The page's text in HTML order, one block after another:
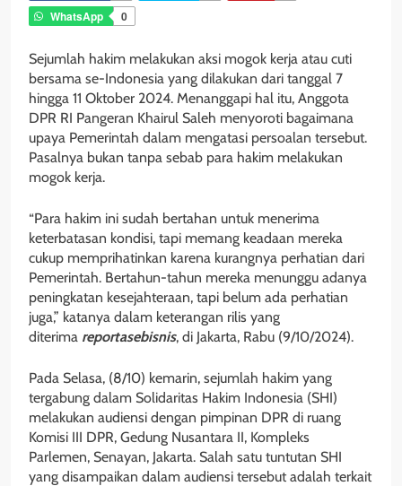
WhatsApp
0
Sejumlah hakim melakukan aksi mogok kerja atau cuti
bersama se-Indonesia yang dilakukan dari tanggal 7
hingga 11 Oktober 2024. Menanggapi hal itu, Anggota
DPR RI Pangeran Khairul Saleh menyoroti bagaimana
upaya Pemerintah dalam mengatasi persoalan tersebut.
Pasalnya bukan tanpa sebab para hakim melakukan
mogok kerja.
“Para hakim ini sudah bertahan untuk menerima
keterbatasan kondisi, tapi memang keadaan mereka
cukup memprihatinkan karena kurangnya perhatian dari
Pemerintah. Bertahun-tahun mereka menunggu adanya
peningkatan kesejahteraan, tapi belum ada perhatian
juga,” katanya dalam keterangan rilis yang
diterima reportasebisnis, di Jakarta, Rabu (9/10/2024).
Pada Selasa, (8/10) kemarin, sejumlah hakim yang
tergabung dalam Solidaritas Hakim Indonesia (SHI)
melakukan audiensi dengan pimpinan DPR di ruang
Komisi III DPR, Gedung Nusantara II, Kompleks
Parlemen, Senayan, Jakarta. Salah satu tuntutan SHI
yang disampaikan dalam audiensi tersebut adalah terkait